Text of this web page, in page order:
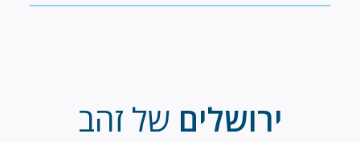
ירושלים של זהב